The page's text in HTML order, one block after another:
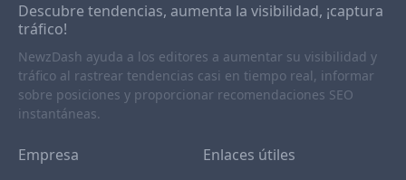
Descubre tendencias, aumenta la visibilidad, ¡captura
tráfico!
NewzDash ayuda a los editores a aumentar su visibilidad y
tráfico al rastrear tendencias casi en tiempo real, informar
sobre posiciones y proporcionar recomendaciones SEO
instantáneas.
Empresa
Enlaces útiles